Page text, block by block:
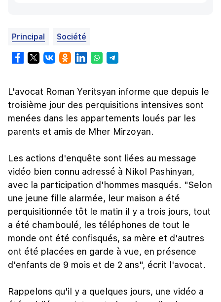
Principal Société
L'avocat Roman Yeritsyan informe que depuis le
troisième jour des perquisitions intensives sont
menées dans les appartements loués par les
parents et amis de Mher Mirzoyan.
Les actions d'enquête sont liées au message
vidéo bien connu adressé à Nikol Pashinyan,
avec la participation d'hommes masqués. "Selon
une jeune fille alarmée, leur maison a été
perquisitionnée tôt le matin il y a trois jours, tout
a été chamboulé, les téléphones de tout le
monde ont été confisqués, sa mère et d'autres
ont été placées en garde à vue, en présence
d'enfants de 9 mois et de 2 ans", écrit l'avocat.
Rappelons qu'il y a quelques jours, une vidéo a